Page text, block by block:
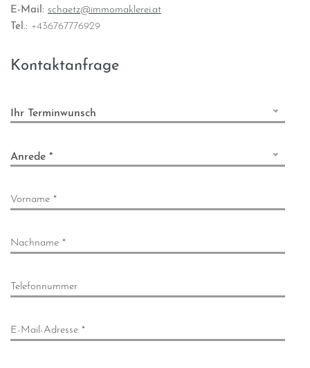
E-Mail: schaetz@immomaklerei.at
Tel.: +436767776929
Kontaktanfrage
Ihr Terminwunsch
Anrede *
Vorname *
Nachname *
Telefonnummer
E-Mail-Adresse *